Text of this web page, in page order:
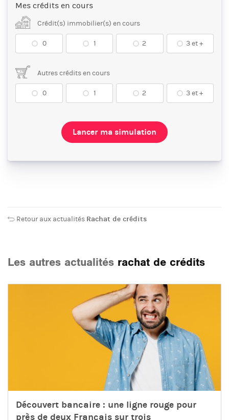
Mes crédits en cours
Crédit(s) immobilier(s) en cours
0 1 2 3 et +
Autres crédits en cours
0 1 2 3 et +
Lancer ma simulation
Retour aux actualités Rachat de crédits
Les autres actualités rachat de crédits
Découvert bancaire : une ligne rouge pour
près de deux Français sur trois